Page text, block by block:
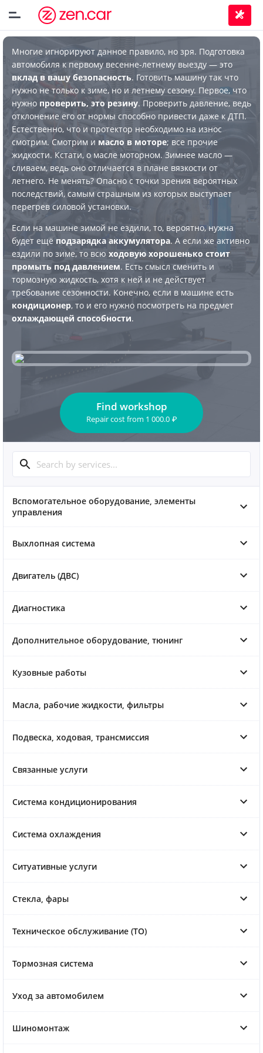
Многие игнорируют данное правило, но зря. Подготовка
автомобиля к первому весенне-летнему выезду — это
вклад в вашу безопасность. Готовить машину так что
нужно не только к зиме, но и летнему сезону. Первое, что
нужно проверить, это резину. Проверить давление, ведь
отклонение его от нормы способно привести даже к ДТП.
Естественно, что и протектор необходимо на износ
смотрим. Смотрим и масло в моторе; все прочие
жидкости. Кстати, о масле моторном. Зимнее масло —
сливаем, ведь оно отличается в плане вязкости от
летнего. Не менять? Опасно с точки зрения вероятных
последствий, самым страшным из которых выступает
перегрев силовой установки.
Если на машине зимой не ездили, то, вероятно, нужна
будет ещёподзарядка аккумулятора. А если же активно
ездили по зиме, то всю ходовую хорошенько стоит
промыть под давлением. Есть смысл сменить и
тормозную жидкость, хотя к ней и не действует
требование сезонности. Конечно, если в машине есть
кондиционер, то и его нужно посмотреть на предмет
охлаждающей способности.
Find workshop
Repair costfrom 1 000.0 ₽
Вспомогательное оборудование, элементы
управления
Выхлопная система
Двигатель (ДВС)
Диагностика
Дополнительное оборудование, тюнинг
Кузовные работы
Масла, рабочие жидкости, фильтры
Подвеска, ходовая, трансмиссия
Связанные услуги
Система кондиционирования
Система охлаждения
Ситуативные услуги
Стекла, фары
Техническое обслуживание (ТО)
Тормозная система
Уход за автомобилем
Шиномонтаж